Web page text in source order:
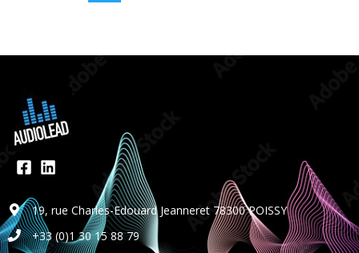
19, rue Charles-Edouard Jeanneret 78300 POISSY
+33 (0)1 30 15 88 79